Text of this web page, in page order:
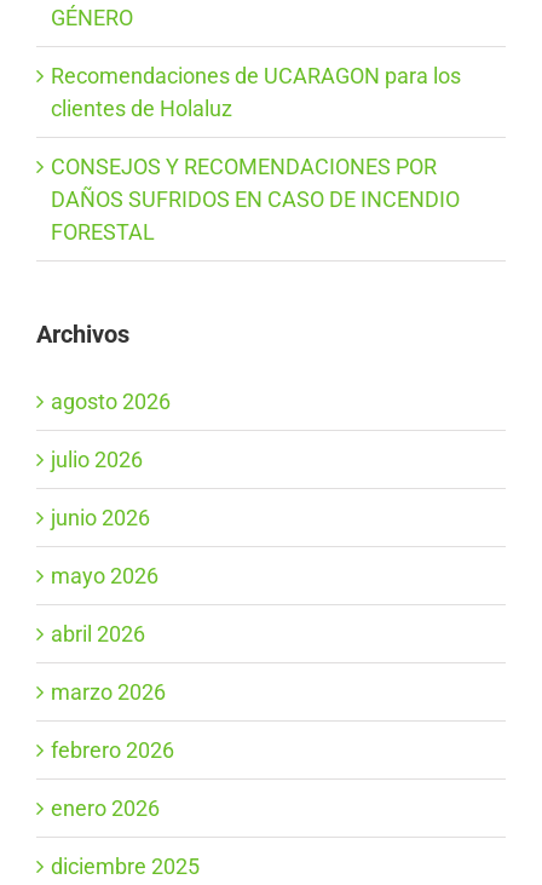
GÉNERO
Recomendaciones de UCARAGON para los
clientes de Holaluz
CONSEJOS Y RECOMENDACIONES POR
DAÑOS SUFRIDOS EN CASO DE INCENDIO
FORESTAL
Archivos
agosto 2026
julio 2026
junio 2026
mayo 2026
abril 2026
marzo 2026
febrero 2026
enero 2026
diciembre 2025